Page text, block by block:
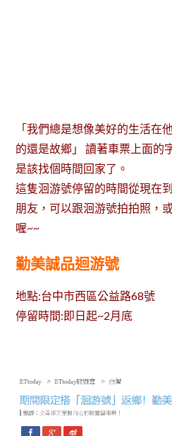
「我們總是想像美好的生活在
的還是故鄉」 讀著車票上面的
是該找個時間回家了。
這隻洄游號停留的時間從現在
朋友，可以跟洄游號拍拍照，
喔~~
勤美誠品迴游號
地點:台中市西區公益路68號
停留時間:即日起~2月底